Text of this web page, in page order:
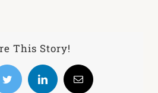
This Story!
Twitter LinkedInE-